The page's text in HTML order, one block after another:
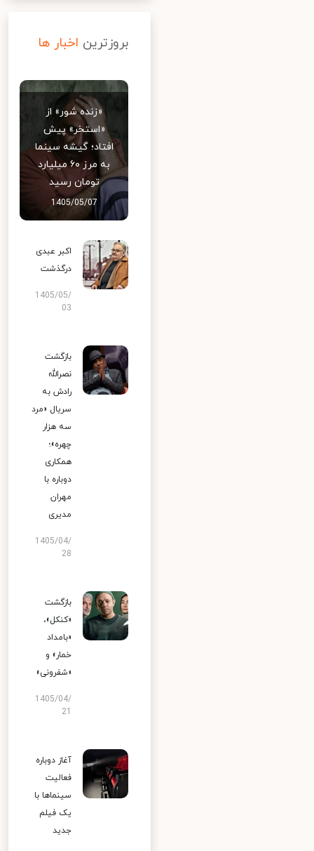
بروزترین اخبار ها
«زنده شور» از
«استخر» پیش
افتاد؛ گیشه سینما
به مرز ۶۰ میلیارد
تومان رسید
1405/05/07
اکبر عبدی
درگذشت
1405/05/
03
بازگشت
نصرالله
رادش به
سریال «مرد
سه هزار
چهره»؛
همکاری
دوباره با
مهران
مدیری
1405/04/
28
بازگشت
«کنکل»،
«بامداد
خمار» و
«شفرونی»
1405/04/
آغاز دوباره
فعالیت
سینماها با
یک فیلم
جدید